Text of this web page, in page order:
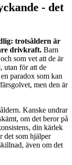
- det
trotsåldern är
drivkraft. Barn
som vet att de är
utan för att de
paradox som kan
men den är
Kanske undrar
om det beror på
din kärlek
det som hjälper
även om det